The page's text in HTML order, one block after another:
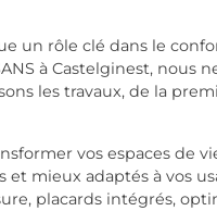
un rôle clé dans le
à Castelginest, nous
les travaux, de la
vos espaces de
et mieux adaptés à vos
placards intégrés,